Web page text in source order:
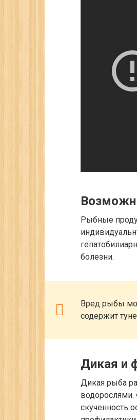
Рыбные
болезни.
Вред рыбы
содержит
Дикая и
Дикая рыба
водорослями.
скученность